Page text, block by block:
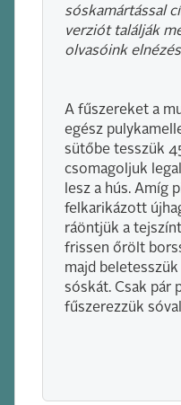
sóskamártással
verziót találják
olvasóink
A fűszereket a
egész
sütőbe tesszük
csomagoljuk
lesz a hús. Amíg
felkarikázott
ráöntjük a
frissen őrölt
majd
sóskát. Csak pár
fűszerezzük